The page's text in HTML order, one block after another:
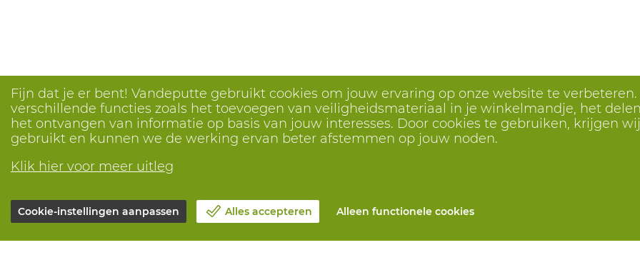
Fijn dat je er bent! Vandeputte gebruikt cookies om jouw ervaring op onze website te
verschillende functies zoals het toevoegen van veiligheidsmateriaal in je winkelmandje, het
het ontvangen van informatie op basis van jouw interesses. Door cookies te gebruiken, krijgen
gebruikt en kunnen we de werking ervan beter afstemmen op jouw noden.
Klik hier voor meer uitleg
Cookie-instellingen aanpassen Alles accepteren Alleen functionele cookies